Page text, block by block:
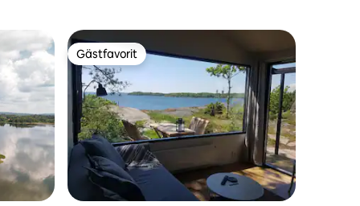
Gästfavorit
Gästfavorit